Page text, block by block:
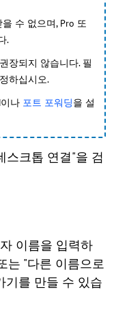
수 없으며, Pro 또
.
장되지 않습니다. 필
하십시오.
나 포트 포워딩을 설
스크톱 연결"을 검
이름을 입력하
는 "다른 이름으로
기를 만들 수 있습